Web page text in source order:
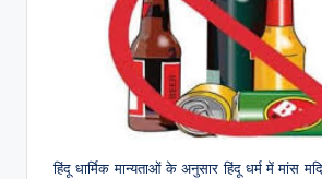
हिंदू धार्मिक मान्यताओं के अनुसार हिंदू धर्म में मांस